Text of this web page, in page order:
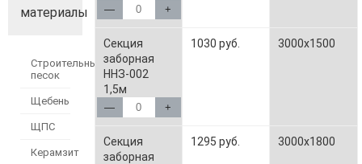
материалы
Строительный
песок
Щебень
ЩПС
Керамзит
— +
Секция
заборная
ННЗ-002
1,5м
— +
1030 руб. 3000x1500
Секция
заборная
1295 руб. 3000x1800